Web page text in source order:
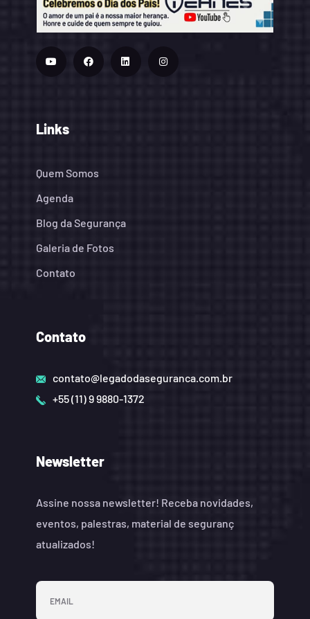
Links
Quem Somos
Agenda
Blog da Segurança
Galeria de Fotos
Contato
Contato
contato@legadodaseguranca.com.br
+55 (11) 9 9880-1372
Newsletter
Assine nossa newsletter! Receba novidades,
eventos, palestras, material de seguranç
atualizados!